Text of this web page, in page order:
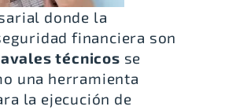
donde la
financiera son
avales técnicos se
una herramienta
la ejecución de